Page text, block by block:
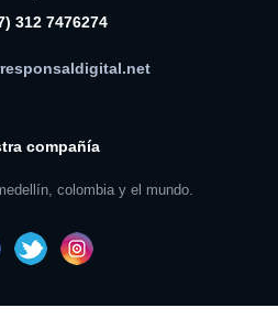
312 7476274
compañía
colombia y el mundo.